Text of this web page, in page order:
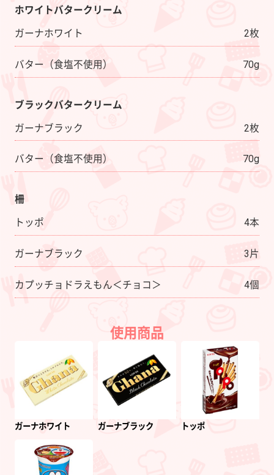
ホワイトバタークリーム
ガーナホワイト
2枚
バター（食塩不使用） 70g
ブラックバタークリーム
ガーナブラック
2枚
バター（食塩不使用） 70g
柵
トッポ
4本
ガーナブラック 3片
カプッチョドラえもん＜チョコ＞ 4個
使用商品
ガーナホワイト ガーナブラック トッポ